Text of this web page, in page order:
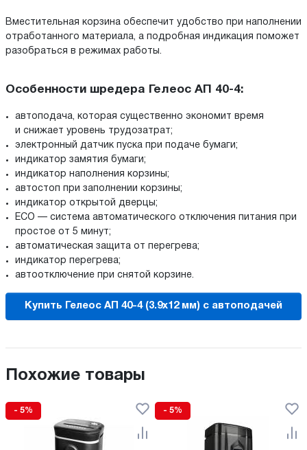
Вместительная корзина обеспечит удобство при наполнении
отработанного материала, а подробная индикация поможет
разобраться в режимах работы.
Особенности шредера Гелеос АП 40-4:
автоподача, которая существенно экономит время
и снижает уровень трудозатрат;
электронный датчик пуска при подаче бумаги;
индикатор замятия бумаги;
индикатор наполнения корзины;
автостоп при заполнении корзины;
индикатор открытой дверцы;
ECO — система автоматического отключения питания при
простое от 5 минут;
автоматическая защита от перегрева;
индикатор перегрева;
автоотключение при снятой корзине.
Купить Гелеос АП 40-4 (3.9x12 мм) с автоподачей
Похожие товары
- 5% - 5%